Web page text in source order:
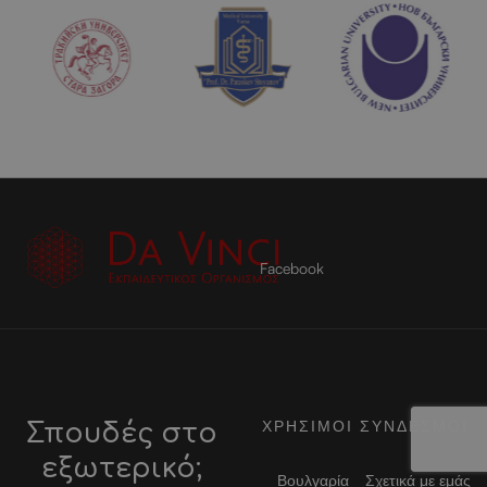
Facebook
Σπουδές στο
εξωτερικό;
ΧΡΗΣΙΜΟΙ ΣΥΝΔΕΣΜΟΙ
Βουλγαρία Σχετικά με εμάς